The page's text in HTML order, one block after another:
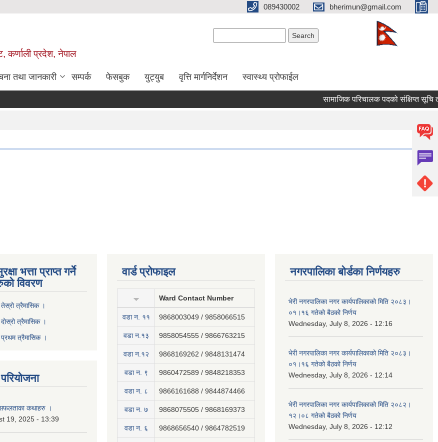
089430002 bherimun@gmail.com
कर्णाली प्रदेश, नेपाल
तथा जानकारी सम्पर्क फेसबुक युट्युब वृत्ति मार्गनिर्देशन स्वास्थ्य प्रोफाईल
सामाजिक परिचालक पदको संक्षिप्त सूचि तथा
भत्ता प्राप्त गर्ने
विवरण
त्रैमासिक ।
त्रैमासिक ।
त्रैमासिक ।
कथाहरु ।
19, 2025 - 13:39
वार्ड प्रोफाइल
Ward Contact Number
वडा न‍. ११ 9868003049 / 9858066515
वडा न.१३ 9858054555 / 9866763215
वडा न.१२ 9868169262 / 9848131474
वडा न. ९ 9860472589 / 9848218353
वडा न. ८ 9866161688 / 9844874466
वडा न. ७ 9868075505 / 9868169373
वडा न. ६ 9868656540 / 9864782519
नगरपालिका बोर्डका निर्णयहरु
भेरी नगरपालिका नगर कार्यपालिकाको मिति २०८३।
०१।१६ गतेको बैठको निर्णय
Wednesday, July 8, 2026 - 12:16
भेरी नगरपालिका नगर कार्यपालिकाको मिति २०८३।
०१।१६ गतेको बैठको निर्णय
Wednesday, July 8, 2026 - 12:14
भेरी नगरपालिका नगर कार्यपालिकाको मिति २०८२।
१२।०८ गतेको बैठको निर्णय
Wednesday, July 8, 2026 - 12:12